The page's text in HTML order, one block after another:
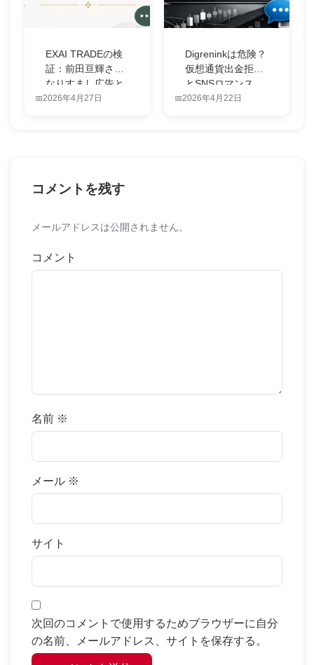
EXAI TRADEの検
証：前田亘輝さん
なりすまし広告と
出金…
2026年4月27日
Digreninkは危険？
仮想通貨出金拒否
とSNSロマンス
詐…
2026年4月22日
コメントを残す
メールアドレスは公開されません。
コメント
名前 ※
メール ※
サイト
次回のコメントで使用するためブラウザーに自分
の名前、メールアドレス、サイトを保存する。